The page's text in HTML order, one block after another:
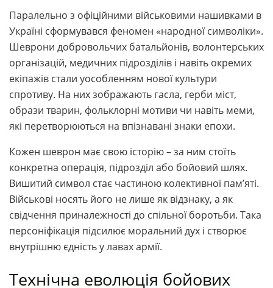
Паралельно з офіційними військовими нашивками в
Україні сформувався феномен «народної символіки».
Шеврони добровольчих батальйонів, волонтерських
організацій, медичних підрозділів і навіть окремих
екіпажів стали уособленням нової культури
спротиву. На них зображають гасла, герби міст,
образи тварин, фольклорні мотиви чи навіть меми,
які перетворюються на впізнавані знаки епохи.
Кожен шеврон має свою історію – за ним стоїть
конкретна операція, підрозділ або бойовий шлях.
Вишитий символ стає частиною колективної пам’яті.
Військові носять його не лише як відзнаку, а як
свідчення приналежності до спільної боротьби. Така
персоніфікація підсилює моральний дух і створює
внутрішню єдність у лавах армії.
Технічна еволюція бойових